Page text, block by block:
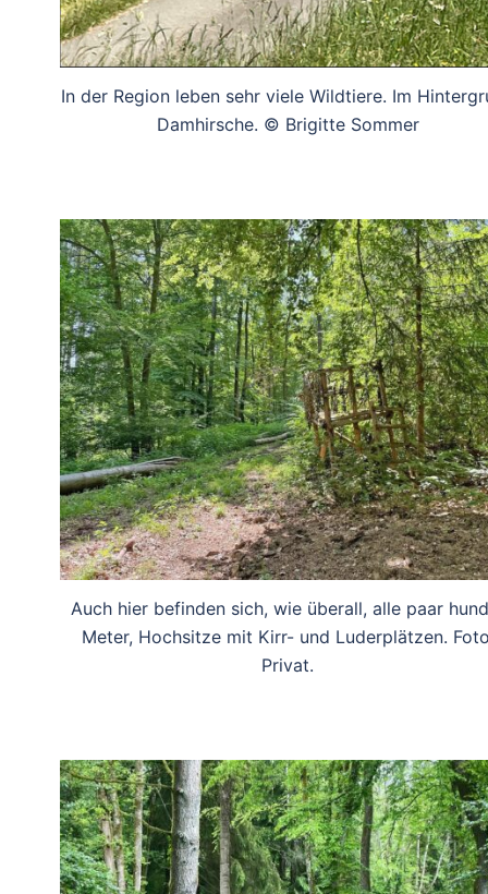
In der Region leben sehr viele Wildtiere. Im
Damhirsche. © Brigitte Sommer
Auch hier befinden sich, wie überall, alle paar
Meter, Hochsitze mit Kirr- und Luderplätzen.
Privat.